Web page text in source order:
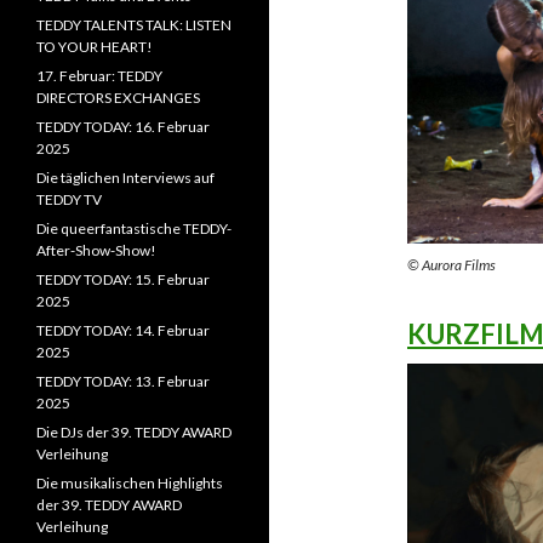
© Aurora Films
KURZFILM
TEDDY TALENTS TALK: LISTEN
TO YOUR HEART!
17. Februar: TEDDY
DIRECTORS EXCHANGES
TEDDY TODAY: 16. Februar
2025
Die täglichen Interviews auf
TEDDY TV
Die queerfantastische TEDDY-
After-Show-Show!
TEDDY TODAY: 15. Februar
2025
TEDDY TODAY: 14. Februar
2025
TEDDY TODAY: 13. Februar
2025
Die DJs der 39. TEDDY AWARD
Verleihung
Die musikalischen Highlights
der 39. TEDDY AWARD
Verleihung